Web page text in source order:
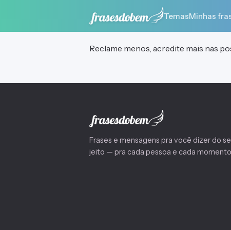
TemasMinhas
Reclame menos, acredite mais nas
Frases e mensagens pra você dizer do
jeito — pra cada pessoa e cada